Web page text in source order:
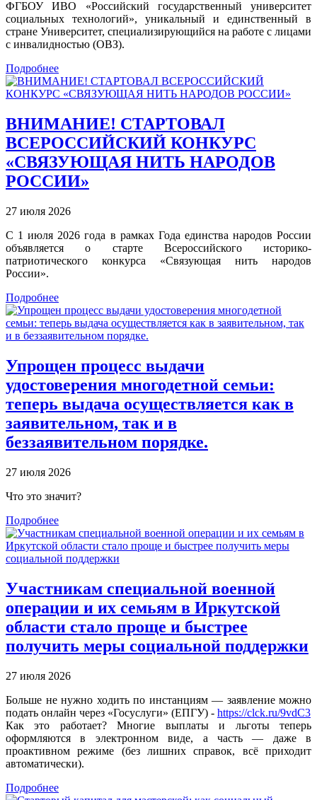
ФГБОУ ИВО «Российский государственный университет
социальных технологий», уникальный и единственный в
стране Университет, специализирующийся на работе с лицами
с инвалидностью (ОВЗ).
Подробнее
ВНИМАНИЕ! СТАРТОВАЛ
ВСЕРОССИЙСКИЙ КОНКУРС
«СВЯЗУЮЩАЯ НИТЬ НАРОДОВ
РОССИИ»
27 июля 2026
С 1 июля 2026 года в рамках Года единства народов России
объявляется о старте Всероссийского историко-
патриотического конкурса «Связующая нить народов
России».
Подробнее
Упрощен процесс выдачи
удостоверения многодетной семьи:
теперь выдача осуществляется как в
заявительном, так и в
беззаявительном порядке.
27 июля 2026
Что это значит?
Подробнее
Участникам специальной военной
операции и их семьям в Иркутской
области стало проще и быстрее
получить меры социальной поддержки
27 июля 2026
Больше не нужно ходить по инстанциям — заявление можно
подать онлайн через «Госуслуги» (ЕПГУ) - https://clck.ru/9vdC3
Как это работает? Многие выплаты и льготы теперь
оформляются в электронном виде, а часть — даже в
проактивном режиме (без лишних справок, всё приходит
автоматически).
Подробнее